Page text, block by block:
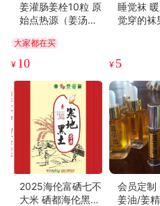
姜灌肠姜栓10粒 原
始点热源（姜汤姜
热源直达患处体伤
七不姜粉+栓剂基质
大家都在买
¥ 10
睡觉袜
觉穿的袜
¥ 5
2025海伦富硒七不
大米 硒都海伦黑土
会员定制
姜油/姜